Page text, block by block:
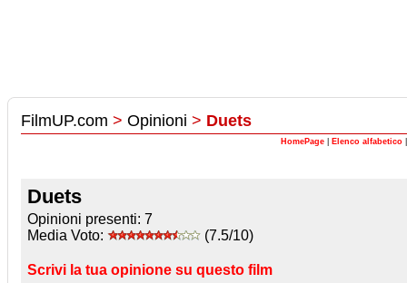
FilmUP.com > Opinioni > Duets
HomePage Elenco alfabetico
Duets
Opinioni presenti: 7
Media Voto:
(7.5/10)
Scrivi la tua opinione su questo film